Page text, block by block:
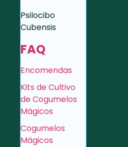
Psilocibo
Cubensis
FAQ
Encomendas
Kits de Cultivo
de Cogumelos
Mágicos
Cogumelos
Mágicos